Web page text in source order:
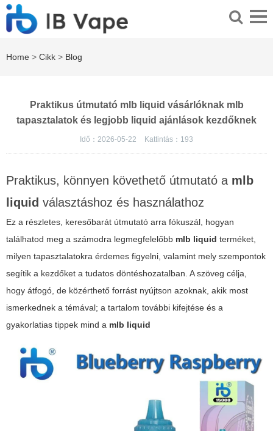
Home > Cikk > Blog
Praktikus útmutató mlb liquid vásárlóknak mlb
tapasztalatok és legjobb liquid ajánlások kezdőknek
Idő：2026-05-22 Kattintás： 193
Praktikus, könnyen követhető útmutató a mlb
liquid választáshoz és használathoz
Ez a részletes, keresőbarát útmutató arra fókuszál, hogyan
találhatod meg a számodra legmegfelelőbb mlb liquid terméket,
milyen tapasztalatokra érdemes figyelni, valamint mely szempontok
segítik a kezdőket a tudatos döntéshozatalban. A szöveg célja,
hogy átfogó, de közérthető forrást nyújtson azoknak, akik most
ismerkednek a témával; a tartalom további kifejtése és a
gyakorlatias tippek mind a mlb liquid